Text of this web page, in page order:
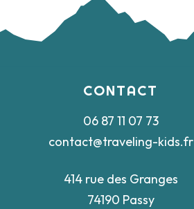
CONTACT
06 87 11 07 73
contact@traveling-kids.fr
414 rue des Granges
74190 Passy